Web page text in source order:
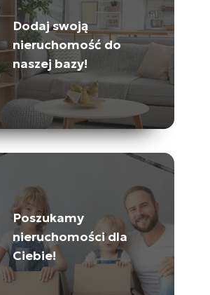
Dodaj swoją
nieruchomość do
naszej bazy!
Poszukamy
nieruchomości dla
Ciebie!